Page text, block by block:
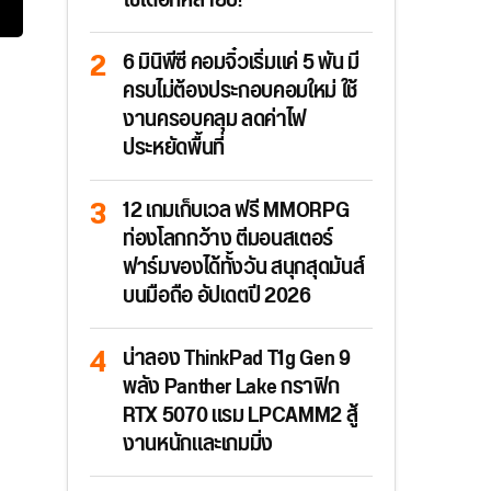
6 มินิพีซี คอมจิ๋วเริ่มแค่ 5 พัน มี
ครบไม่ต้องประกอบคอมใหม่ ใช้
งานครอบคลุม ลดค่าไฟ
ประหยัดพื้นที่
12 เกมเก็บเวล ฟรี MMORPG
ท่องโลกกว้าง ตีมอนสเตอร์
ฟาร์มของได้ทั้งวัน สนุกสุดมันส์
บนมือถือ อัปเดตปี 2026
น่าลอง ThinkPad T1g Gen 9
พลัง Panther Lake กราฟิก
RTX 5070 แรม LPCAMM2 สู้
งานหนักและเกมมิ่ง